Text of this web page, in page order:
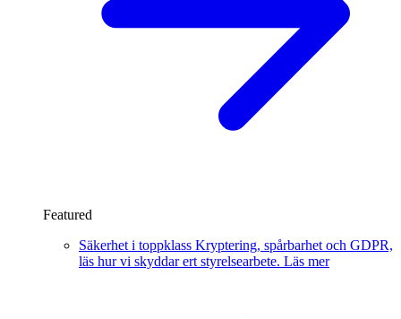
Featured
Säkerhet i toppklass Kryptering, spårbarhet och GDPR,
läs hur vi skyddar ert styrelsearbete. Läs mer